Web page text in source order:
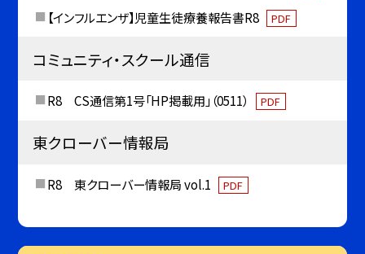
【インフルエンザ】児童生徒療養報告書R8 PDF
コミュニティ・スクール通信
R8 CS通信第1号「HP掲載用」（0511） PDF
東クローバー情報局
R8 東クローバー情報局 vol.1 PDF